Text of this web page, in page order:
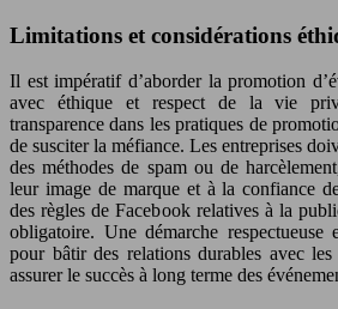
Limitations et considérations
Il est impératif d’aborder la promotion
avec éthique et respect de la vie
transparence dans les pratiques de
de susciter la méfiance. Les entreprises
des méthodes de spam ou de
leur image de marque et à la confiance
des règles de Facebook relatives à la
obligatoire. Une démarche respectueuse
pour bâtir des relations durables avec
assurer le succès à long terme des